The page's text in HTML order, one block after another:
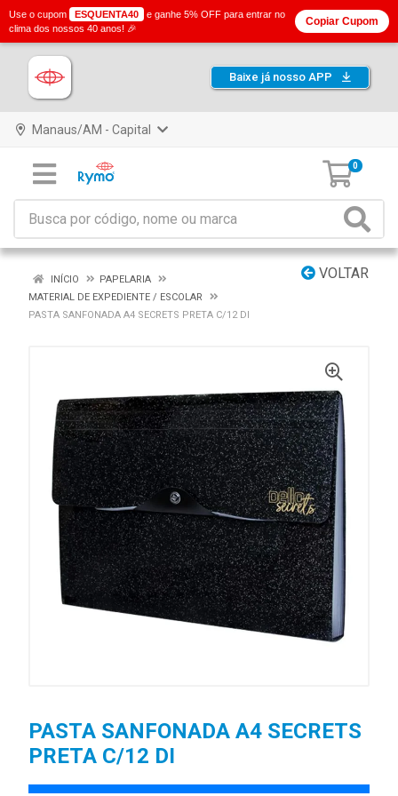
Baixe já nosso APP
Manaus/AM - Capital
0
VOLTAR
INÍCIO
PAPELARIA
MATERIAL DE EXPEDIENTE / ESCOLAR
PASTA SANFONADA A4 SECRETS PRETA C/12 DI
PASTA SANFONADA A4 SECRETS
PRETA C/12 DI
Use o cupom ESQUENTA40
e ganhe 5% OFF para entrar no
clima dos nossos 40 anos! 🎉
Copiar Cupom